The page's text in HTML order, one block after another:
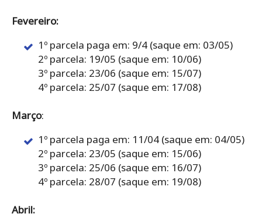
Fevereiro:
1º parcela paga em: 9/4 (saque em: 03/05)
2º parcela: 19/05 (saque em: 10/06)
3º parcela: 23/06 (saque em: 15/07)
4º parcela: 25/07 (saque em: 17/08)
Março:
1º parcela paga em: 11/04 (saque em: 04/05)
2º parcela: 23/05 (saque em: 15/06)
3º parcela: 25/06 (saque em: 16/07)
4º parcela: 28/07 (saque em: 19/08)
Abril: